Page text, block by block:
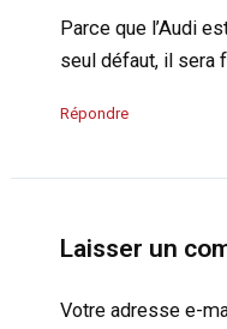
Parce que l’Audi
seul défaut, il sera
Répondre
Laisser un
Votre adresse e-